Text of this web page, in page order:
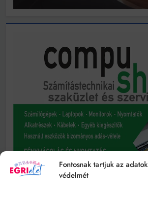
Fontosnak tartjuk az adatok
védelmét